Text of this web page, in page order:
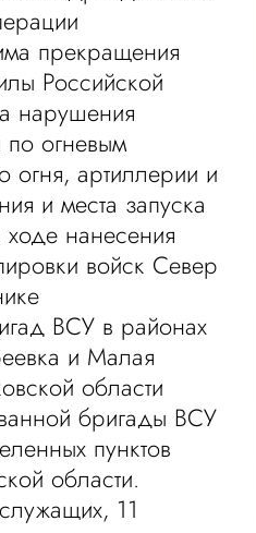
прекращения
Российской
нарушения
огневым
огня, артиллерии и
и места запуска
ходе нанесения
войск Север
ВСУ в районах
и Малая
области
бригады ВСУ
пунктов
области.
11